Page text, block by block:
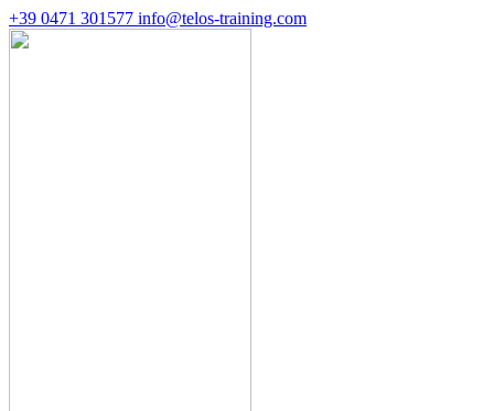
+39 0471 301577 info@telos-training.com